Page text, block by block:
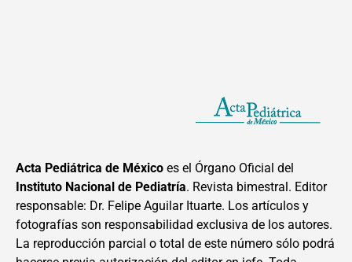
Acta Pediátrica de México es el Órgano Oficial del
Instituto Nacional de Pediatría. Revista bimestral. Editor
responsable: Dr. Felipe Aguilar Ituarte. Los artículos y
fotografías son responsabilidad exclusiva de los autores.
La reproducción parcial o total de este número sólo podrá